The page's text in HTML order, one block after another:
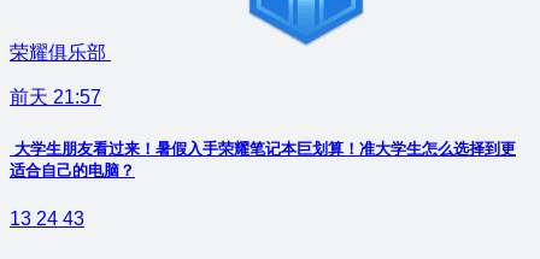
荣耀俱乐部
前天 21:57
大学生朋友看过来！暑假入手荣耀笔记本巨划算！准大学生怎么选择到更
适合自己的电脑？
13 24 43